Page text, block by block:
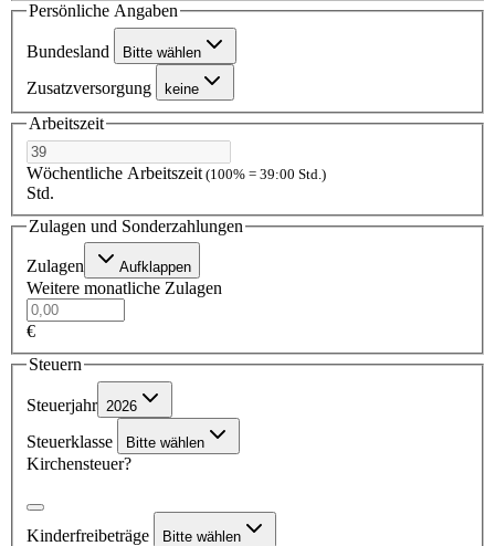
Persönliche Angaben
Bundesland Bitte wählen
Zusatzversorgung keine
Arbeitszeit
Wöchentliche Arbeitszeit (100% = 39:00 Std.)
Std.
Zulagen und Sonderzahlungen
Zulagen Aufklappen
Weitere monatliche Zulagen
€
Steuern
Steuerjahr 2026
Steuerklasse Bitte wählen
Kirchensteuer?
Kinderfreibeträge Bitte wählen